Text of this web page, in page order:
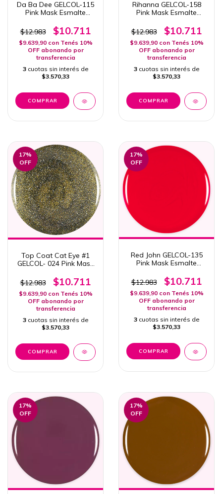
Da Ba Dee GELCOL-115
Pink Mask Esmalte
$12.983
$10.711
$9.639,90 con Tenés 10%
OFF abonando por
transferencia
3 cuotas sin interés de
$3.570,33
Rihanna GELCOL-158
Pink Mask Esmalte
Popstart
$12.983 $10.711
$9.639,90 con Tenés 10%
OFF abonando por
transferencia
3 cuotas sin interés de
$3.570,33
17%
OFF
Top Coat Cat Eye #1
GELCOL- 024 Pink Mask
Semipermanente
$12.983 $10.711
$9.639,90 con Tenés 10%
OFF abonando por
transferencia
3 cuotas sin interés de
$3.570,33
17%
OFF
Red John GELCOL-135
Pink Mask Esmalte
$12.983
$10.711
$9.639,90 con Tenés 10%
OFF abonando por
transferencia
3 cuotas sin interés de
$3.570,33
17%
OFF
17%
OFF